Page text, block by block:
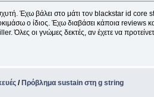
Έχω βάλει στο μάτι τον blackstar id core
ο ίδιος. Έχω διαβάσει κάποια reviews
Όλες οι γνώμες δεκτές, αν έχετε να
/ Πρόβλημα sustain στη g string